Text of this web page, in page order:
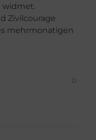
widmet.
Zivilcourage
mehrmonatigen
0